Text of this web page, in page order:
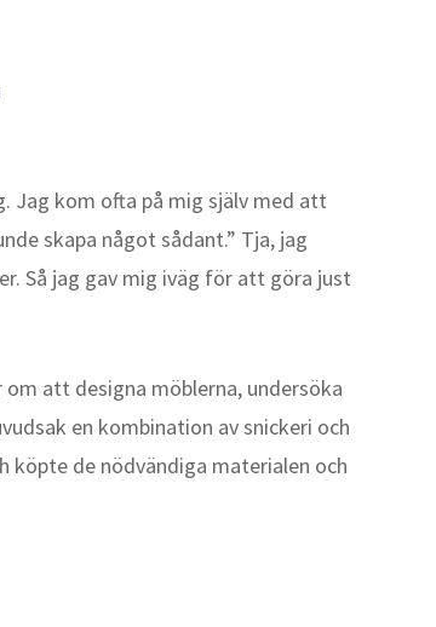
Jag kom ofta på mig själv med att
skapa något sådant.” Tja, jag
Så jag gav mig iväg för att göra just
att designa möblerna, undersöka
en kombination av snickeri och
de nödvändiga materialen och